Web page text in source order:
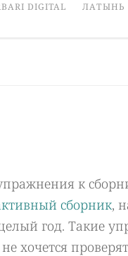
DIGITAL ЛАТЫНЬ
к
сборник,
год. Такие
хочется